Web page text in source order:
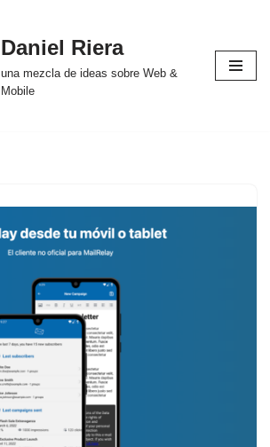
Daniel Riera
una mezcla de ideas sobre Web &
Mobile